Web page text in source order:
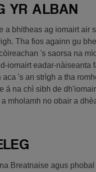
YR ALBAN
a bhitheas ag iomairt air
Tha fios againn gu
's saorsa na
iomairt eadar-nàiseanta
's an strìgh a tha
á na chì sibh de
mholamh no obair a
Breatnaise agus